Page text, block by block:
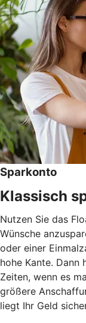
Sparkonto
Klassisch
Nutzen Sie das
Wünsche
oder einer
hohe Kante. Dann
Zeiten, wenn es
größere
liegt Ihr Geld